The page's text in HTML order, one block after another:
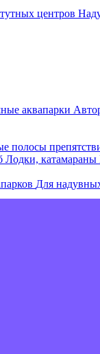
центров
аквапарки
полосы
Лодки, катамараны
Для